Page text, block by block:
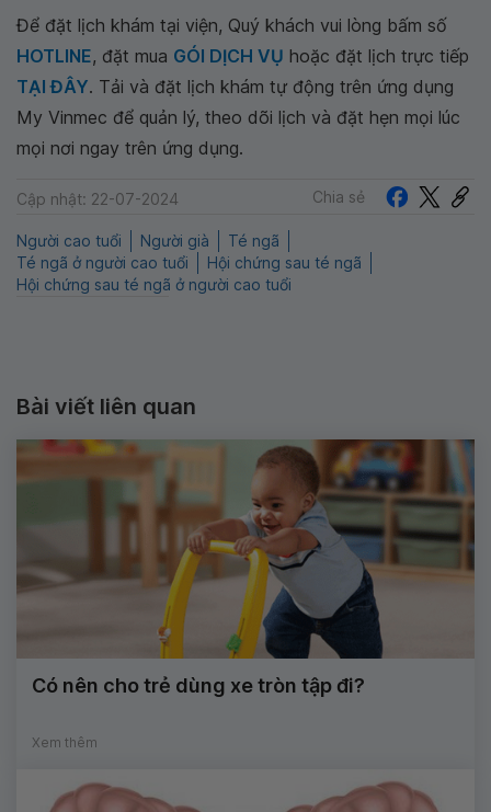
Để đặt lịch khám tại viện, Quý khách vui lòng bấm số
HOTLINE, đặt mua GÓI DỊCH VỤ hoặc đặt lịch trực tiếp
TẠI ĐÂY. Tải và đặt lịch khám tự động trên ứng dụng
My Vinmec để quản lý, theo dõi lịch và đặt hẹn mọi lúc
mọi nơi ngay trên ứng dụng.
Cập nhật: 22-07-2024 Chia sẻ
Người cao tuổi Người già
Té ngã
Té ngã ở người cao tuổi
Hội chứng sau té ngã
Hội chứng sau té ngã ở người cao tuổi
Bài viết liên quan
Có nên cho trẻ dùng xe tròn tập đi?
Xem thêm